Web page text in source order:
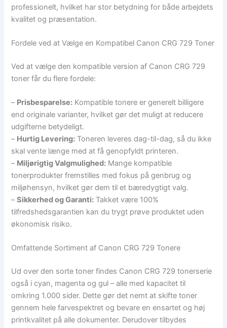
professionelt, hvilket har stor betydning for både arbejdets
kvalitet og præsentation.
Fordele ved at Vælge en Kompatibel Canon CRG 729 Toner
Ved at vælge den kompatible version af Canon CRG 729
toner får du flere fordele:
– Prisbesparelse: Kompatible tonere er generelt billigere
end originale varianter, hvilket gør det muligt at reducere
udgifterne betydeligt.
– Hurtig Levering: Toneren leveres dag-til-dag, så du ikke
skal vente længe med at få genopfyldt printeren.
– Miljørigtig Valgmulighed: Mange kompatible
tonerprodukter fremstilles med fokus på genbrug og
miljøhensyn, hvilket gør dem til et bæredygtigt valg.
–Sikkerhed og Garanti: Takket være 100%
tilfredshedsgarantien kan du trygt prøve produktet uden
økonomisk risiko.
Omfattende Sortiment af Canon CRG 729 Tonere
Ud over den sorte toner findes Canon CRG 729 tonerserie
også i cyan, magenta og gul – alle med kapacitet til
omkring 1.000 sider. Dette gør det nemt at skifte toner
gennem hele farvespektret og bevare en ensartet og høj
printkvalitet på alle dokumenter. Derudover tilbydes